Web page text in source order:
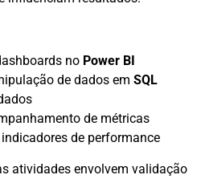
no Power BI
de dados em SQL
de métricas
de performance
atividades envolvem validação